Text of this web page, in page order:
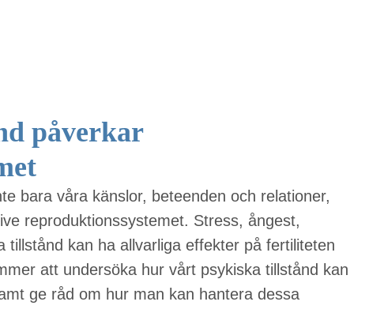
påverkar
bara våra känslor, beteenden och relationer,
reproduktionssystemet. Stress, ångest,
tillstånd kan ha allvarliga effekter på fertiliteten
att undersöka hur vårt psykiska tillstånd kan
ge råd om hur man kan hantera dessa